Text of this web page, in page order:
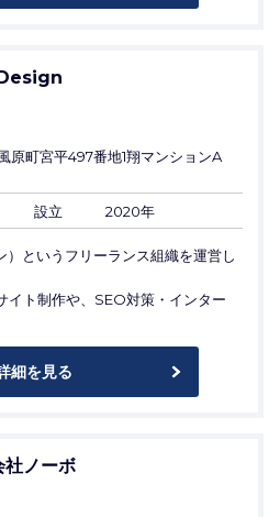
原町宮平497番地1翔マンションA
設立 2020年
というフリーランス組織を運営し
ト制作や、SEO対策・インター
細を見る
社ノーボ